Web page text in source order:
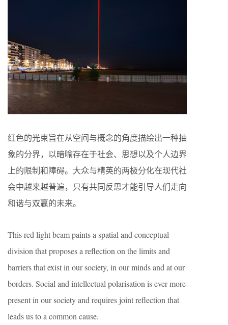
红色的光束旨在从空间与概念的角度描绘出一种抽
象的分界，以暗喻存在于社会、思想以及个人边界
上的限制和障碍。大众与精英的两极分化在现代社
会中越来越普遍，只有共同反思才能引导人们走向
和谐与双赢的未来。
This red light beam paints a spatial and conceptual
division that proposes a reﬂection on the limits and
barriers that exist in our society, in our minds and at our
borders. Social and intellectual polarisation is ever more
present in our society and requires joint reﬂection that
leads us to a common cause.